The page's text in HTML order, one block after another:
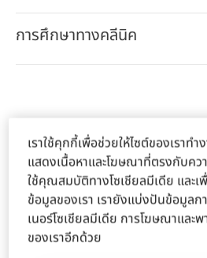
1 จาก 7
ประสิทธิภาพของผลิตภัณฑ์เครื่องสำอา
สามารถตรวจสอบได้บนเส้นผมจริงด้
ของผม รวมถึงลักษณะอื่นๆอีกมากมา
และขั้นตอนการจัดแต่งทรงผม เช่น กา
การยืดผม สามารถนำมาพิจารณาเป็
ที่ป้องกันความเสียหายของเส้นผม เช่
หลุดร่วง
Test salon, Hamburg
1 จาก 3
ร้านทดลองมีอุปกรณ์คล้ายกับร้านทำผ
ผมและสไตลิสต์ชั้นนำ ประกอบด้วยช่า
ปรมาจารย์ จะทำการทดสอบผลิตภัณฑ์
ที่พัฒนาโดยหน่วยธุรกิจคอนซูเมอร์แ
การทดสอบ จะถูกเปิดตัวทั่วโลกในตลา
ทำผม หรือผู้บริโภคใช้เองที่บ้าน
การศึกษาทางคลีนิค
แนวคิดบรรจุภัณฑ์ยั่
สู่เศรษฐกิจห
บรรจุภัณฑ์มีบทบาทสำคัญในชีวิตปรจ
สิ่งนี้ผลิตภัณฑ์ของเราจะหมดอายุหรือ
เราใช้คุกกี้เพื่อช่วยให้ไซต์ของเราท
แสดงเนื้อหาและโฆษณาที่ตรงกับคว
ใช้คุณสมบัติทางโซเชียลมีเดีย และเพื่
ข้อมูลของเรา เรายังแบ่งปันข้อมูลก
เนอร์โซเชียลมีเดีย การโฆษณาและพ
ของเราอีกด้วย